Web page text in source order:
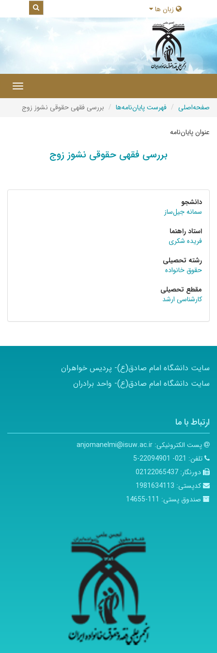
زبان ها
صفحه‌اصلی فهرست پایان‌نامه‌ها بررسی فقهی حقوقی نشوز زوج
عنوان پایان‌نامه
بررسی فقهی حقوقی نشوز زوج
دانشجو
سمانه جیل‌ساز
استاد راهنما
فریده شکری
رشته تحصیلی
حقوق خانواده
مقطع تحصیلی
کارشناسی ارشد
سایت دانشگاه امام صادق(ع)- پردیس خواهران
سایت دانشگاه امام صادق(ع)- واحد برادران
ارتباط با ما
پست الکترونیکی: anjomanelmi@isuw.ac.ir
تلفن: 021- 22094901-5
دورنگار: 02122065437
کدپستی: 1981634113
صندوق پستی: 111-14655